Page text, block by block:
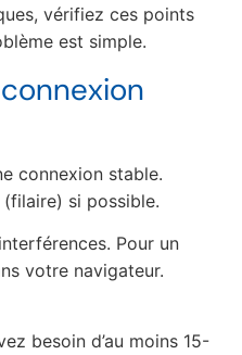
vérifiez ces points
est simple.
connexion
connexion stable.
si possible.
Pour un
votre navigateur.
besoin d’au moins 15-